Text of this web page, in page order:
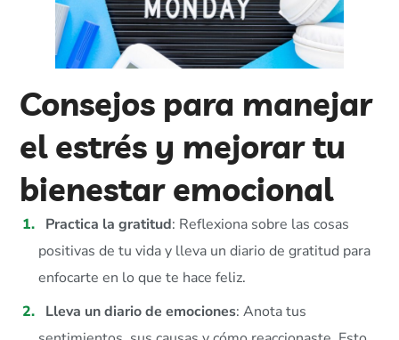
Consejos para manejar
el estrés y mejorar tu
bienestar emocional
Practica la gratitud: Reflexiona sobre las cosas
positivas de tu vida y lleva un diario de gratitud para
enfocarte en lo que te hace feliz.
Lleva un diario de emociones: Anota tus